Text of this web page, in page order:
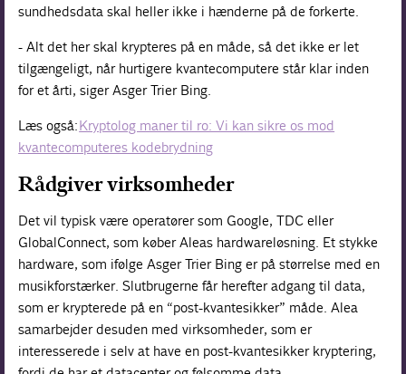
sundhedsdata skal heller ikke i hænderne på de forkerte.
- Alt det her skal krypteres på en måde, så det ikke er let
tilgængeligt, når hurtigere kvantecomputere står klar inden
for et årti, siger Asger Trier Bing.
Læs også:Kryptolog maner til ro: Vi kan sikre os mod
kvantecomputeres kodebrydning
Rådgiver virksomheder
Det vil typisk være operatører som Google, TDC eller
GlobalConnect, som køber Aleas hardwareløsning. Et stykke
hardware, som ifølge Asger Trier Bing er på størrelse med en
musikforstærker. Slutbrugerne får herefter adgang til data,
som er krypterede på en “post-kvantesikker” måde. Alea
samarbejder desuden med virksomheder, som er
interesserede i selv at have en post-kvantesikker kryptering,